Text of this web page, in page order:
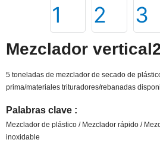
Mezclador
5 toneladas de mezclador de secado de
prima/materiales trituradores/rebanadas
Palabras clave :
Mezclador de plástico / Mezclador rápido /
inoxidable